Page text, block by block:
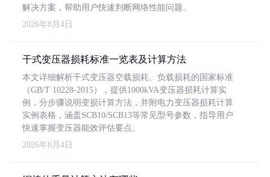
解决方案，帮助用户快速判断网络性能问题。
2026年8月4日
干式变压器损耗标准一览表及计算方法
本文详细解析干式变压器空载损耗、负载损耗的国家标准
（GB/T 10228-2015），提供1000kVA变压器损耗计算实
例，分步骤说明变损计算方法，并附电力变压器损耗计算
实例表格，涵盖SCB10/SCB13等常见型号参数，指导用户
快速掌握变压器能效评估要点。
2026年8月4日